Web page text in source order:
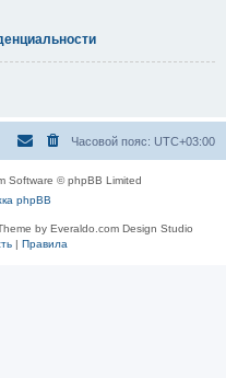
Часовой пояс: UTC+03:00
Software © phpBB Limited
phpBB
by Everaldo.com Design Studio
| Правила